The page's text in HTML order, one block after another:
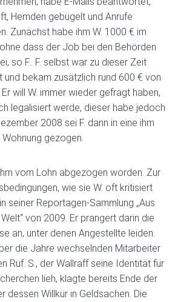
Hemden gebügelt und Anrufe
Zunächst habe ihm W. 1000 € im
dass der Job bei den Behörden
so F.. F. selbst war zu dieser Zeit
bekam zusätzlich rund 600 € von
will W. immer wieder gefragt haben,
legalisiert werde, dieser habe jedoch
2008 sei F. dann in eine ihm
gezogen.
vom Lohn abgezogen worden. Zur
wie sie W. oft kritisiert
seiner Reportagen-Sammlung „Aus
von 2009. Er prangert darin die
an, unter denen Angestellte leiden.
die Jahre wechselnden Mitarbeiter
Ruf. S., der Wallraff seine Identität für
lieh, klagte bereits Ende der
dessen Willkür in Geldsachen. Die